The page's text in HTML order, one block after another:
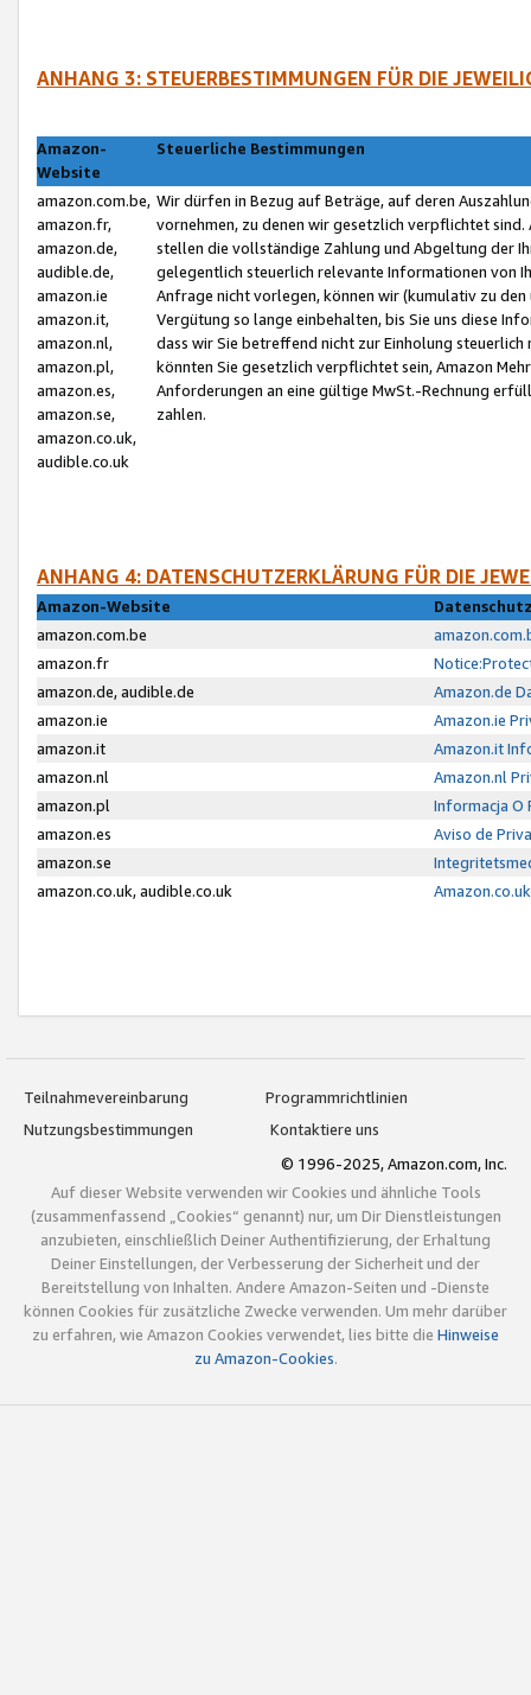
ANHANG 3: STEUERBESTIMMUNGEN FÜR DIE
Amazon-
Website
Steuerliche Bestimmungen
amazon.com.be,
amazon.fr,
amazon.de,
audible.de,
amazon.ie
amazon.it,
amazon.nl,
amazon.pl,
amazon.es,
amazon.se,
amazon.co.uk,
audible.co.uk
Wir dürfen in Bezug auf Beträge, auf deren
vornehmen, zu denen wir gesetzlich verpflichtet
stellen die vollständige Zahlung und Abgeltung der
gelegentlich steuerlich relevante Informationen von
Anfrage nicht vorlegen, können wir (kumulativ zu
Vergütung so lange einbehalten, bis Sie uns diese
dass wir Sie betreffend nicht zur Einholung
könnten Sie gesetzlich verpflichtet sein, Amazon
Anforderungen an eine gültige MwSt.-Rechnung
zahlen.
ANHANG 4: DATENSCHUTZERKLÄRUNG FÜR DIE
Amazon-Website
amazon.com.be
amazon.fr
amazon.de, audible.de
Amazon.de
amazon.ie
Amazon.ie
amazon.it
Amazon.it
amazon.nl
Amazon.nl
amazon.pl
Informacja O
amazon.es
Aviso de
amazon.se
amazon.co.uk, audible.co.uk
Teilnahmevereinbarung
Programmrichtlinien
Nutzungsbestimmungen
Kontaktiere uns
© 1996-2025, Amazon.com, Inc.
Auf dieser Website verwenden wir Cookies und ähnliche Tools
(zusammenfassend „Cookies“ genannt) nur, um Dir Dienstleistungen
anzubieten, einschließlich Deiner Authentifizierung, der Erhaltung
Deiner Einstellungen, der Verbesserung der Sicherheit und der
Bereitstellung von Inhalten. Andere Amazon-Seiten und -Dienste
können Cookies für zusätzliche Zwecke verwenden. Um mehr darüber
zu erfahren, wie Amazon Cookies verwendet, lies bitte die Hinweise
zu Amazon-Cookies.